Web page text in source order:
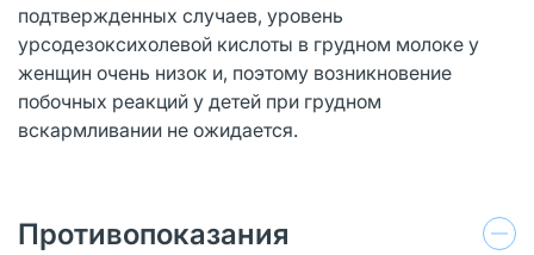
подтвержденных случаев, уровень
урсодезоксихолевой кислоты в грудном молоке у
женщин очень низок и, поэтому возникновение
побочных реакций у детей при грудном
вскармливании не ожидается.
Противопоказания